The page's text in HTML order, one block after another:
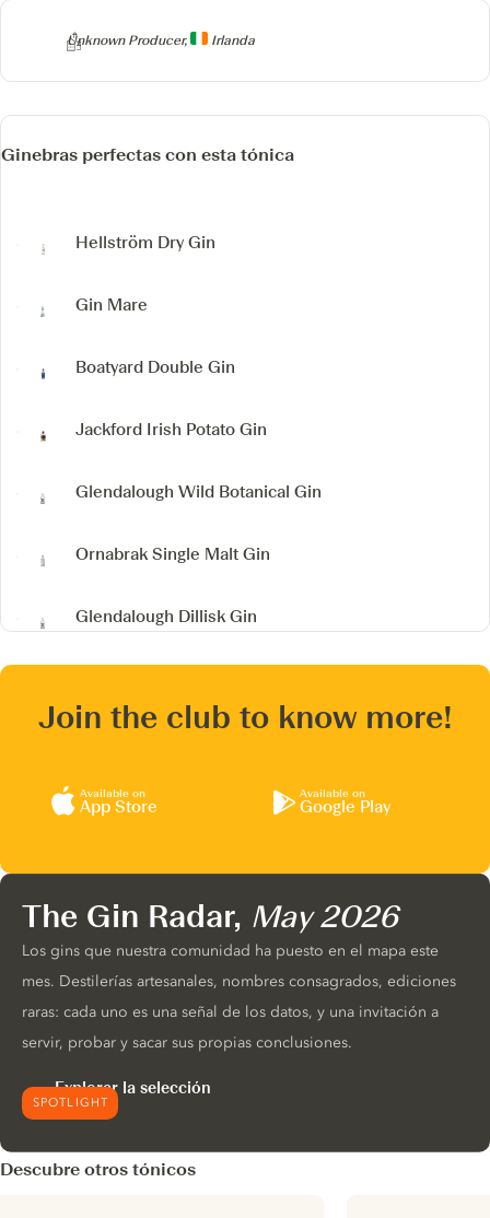
Producer
Unknown Producer, Irlanda
Ginebras perfectas con esta tónica
Hellström Dry Gin
Gin Mare
Boatyard Double Gin
Jackford Irish Potato Gin
Glendalough Wild Botanical Gin
Ornabrak Single Malt Gin
Glendalough Dillisk Gin
Join the club to know more!
Available on
App Store
Available on
Google Play
SPOTLIGHT
The Gin Radar, May 2026
Los gins que nuestra comunidad ha puesto en el mapa este
mes. Destilerías artesanales, nombres consagrados, ediciones
raras: cada uno es una señal de los datos, y una invitación a
servir, probar y sacar sus propias conclusiones.
Explorar la selección
Descubre otros tónicos